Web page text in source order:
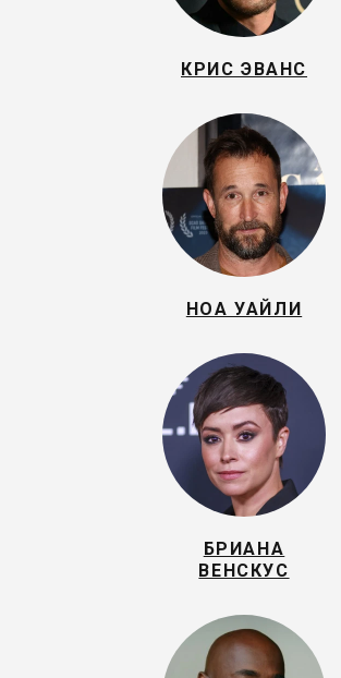
КРИС ЭВАНС
НОА УАЙЛИ
БРИАНА
ВЕНСКУС